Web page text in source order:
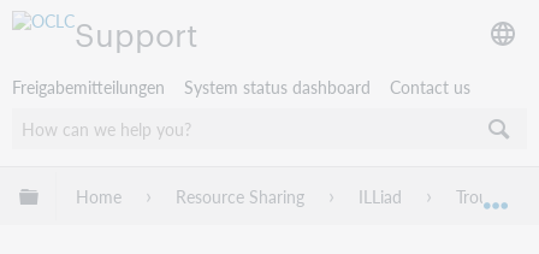
Support
Freigabemitteilungen System status dashboard Contact us
Globale Hierarchie expandieren/verbergen
Home Resource Sharing ILLiad